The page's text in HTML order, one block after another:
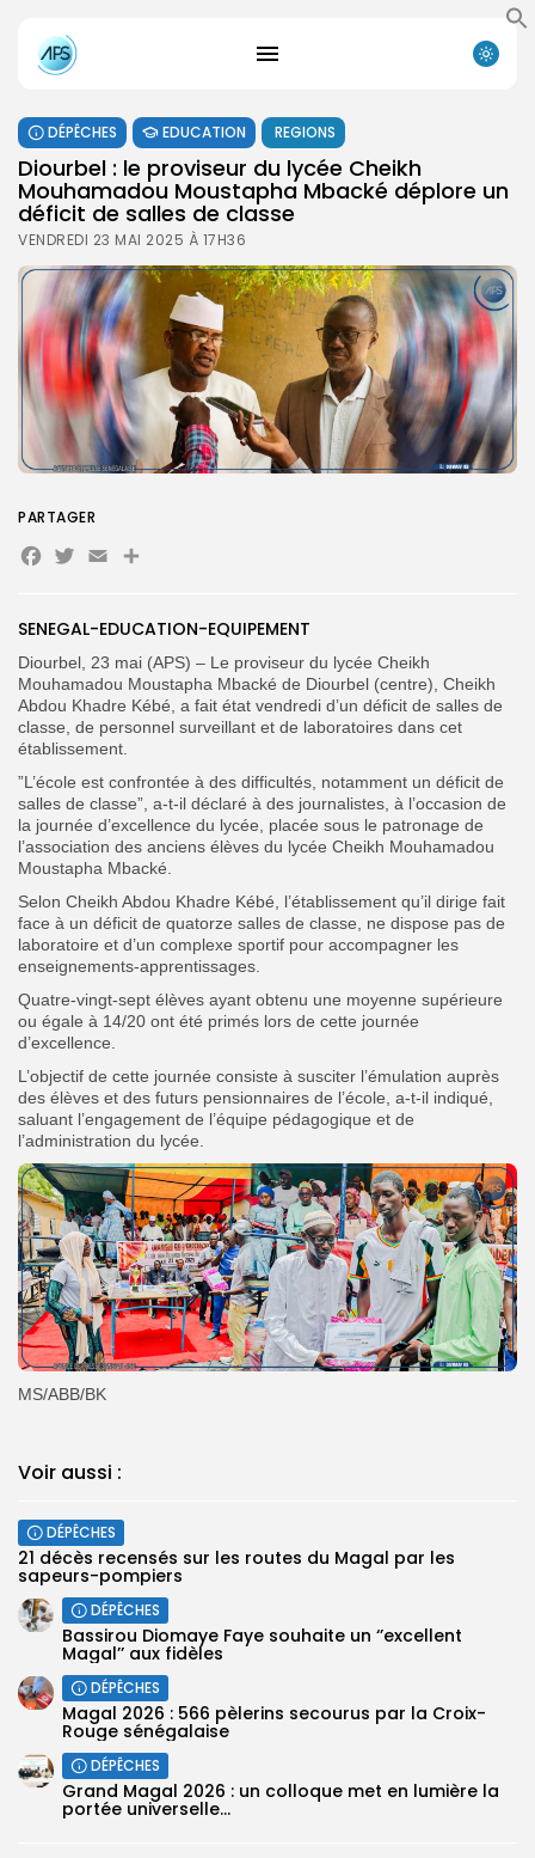
FR
DÉPÊCHES EDUCATION REGIONS
Diourbel : le proviseur du lycée Cheikh
Mouhamadou Moustapha Mbacké déplore un
déficit de salles de classe
VENDREDI 23 MAI 2025 À 17H36
‎SENEGAL-EDUCATION-EQUIPEMENT
Diourbel, 23 mai (APS) – Le proviseur du lycée Cheikh
Mouhamadou Moustapha Mbacké de Diourbel (centre), Cheikh
Abdou Khadre Kébé, a fait état vendredi d’un déficit de salles de
classe, de personnel surveillant et de laboratoires dans cet
établissement.
‎”L’école est confrontée à des difficultés, notamment un déficit de
salles de classe”, a-t-il déclaré à des journalistes, à l’occasion de
la journée d’excellence du lycée, placée sous le patronage de
l’association des anciens élèves du lycée Cheikh Mouhamadou
Moustapha Mbacké.
Selon Cheikh Abdou Khadre Kébé, l’établissement qu’il dirige fait
face à un déficit de quatorze salles de classe, ne dispose pas de
laboratoire et d’un complexe sportif pour accompagner les
enseignements-apprentissages.
‎Quatre-vingt-sept élèves ayant obtenu une moyenne supérieure
ou égale à 14/20 ont été primés lors de cette journée
d’excellence.
‎L’objectif de cette journée consiste à susciter l’émulation auprès
des élèves et des futurs pensionnaires de l’école, a-t-il indiqué,
saluant l’engagement de l’équipe pédagogique et de
l’administration du lycée.
‎MS/ABB/BK
Voir aussi :
DÉPÊCHES
21 décès recensés sur les routes du Magal par les
sapeurs-pompiers
DÉPÊCHES
Bassirou Diomaye Faye souhaite un ‘’excellent
Magal’’ aux fidèles
DÉPÊCHES
Magal 2026 : 566 pèlerins secourus par la Croix-
Rouge sénégalaise
DÉPÊCHES
Grand Magal 2026 : un colloque met en lumière la
portée universelle...
PARTAGER
Facebook
Twitter
EmailPartager